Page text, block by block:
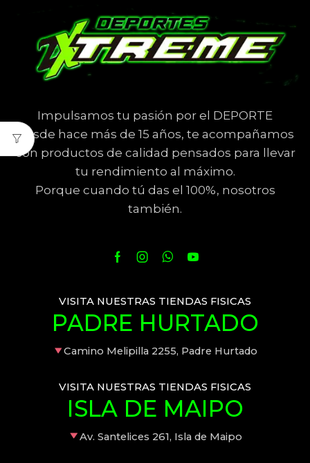
Impulsamos tu pasión por el DEPORTE
Desde hace más de 15 años, te acompañamos
con productos de calidad pensados para llevar
tu rendimiento al máximo.
Porque cuando tú das el 100%, nosotros
también.
VISITA NUESTRAS TIENDAS FISICAS
PADRE HURTADO
Camino Melipilla 2255, Padre Hurtado
VISITA NUESTRAS TIENDAS FISICAS
ISLA DE MAIPO
Av. Santelices 261, Isla de Maipo